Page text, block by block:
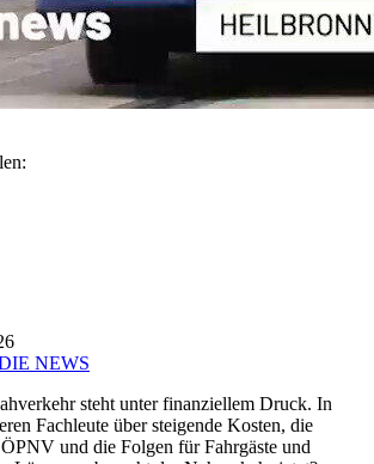
NEWS
steht unter finanziellem Druck. In
Fachleute über steigende Kosten, die
und die Folgen für Fahrgäste und